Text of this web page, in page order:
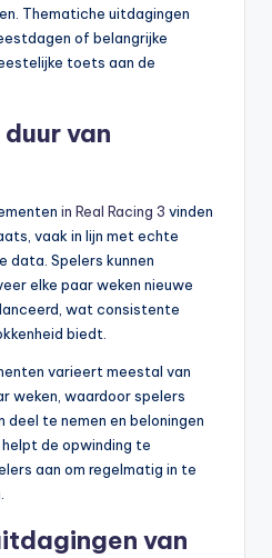
Thematiche uitdagingen
of belangrijke
toets aan de
van
in Real Racing 3 vinden
vaak in lijn met echte
data. Spelers kunnen
elke paar weken nieuwe
wat consistente
biedt.
varieert meestal van
weken, waardoor spelers
deel te nemen en beloningen
de opwinding te
aan om regelmatig in te
van